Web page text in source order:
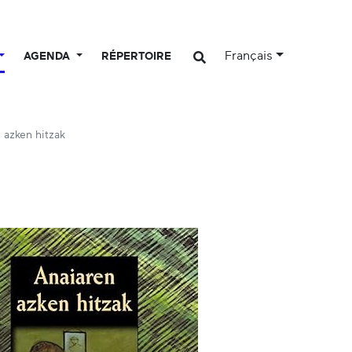
AGENDA RÉPERTOIRE Français
azken hitzak